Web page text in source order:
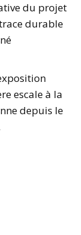
du projet
durable
escale à la
depuis le